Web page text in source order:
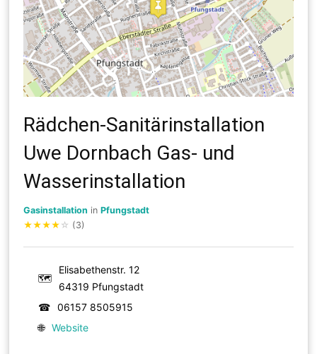
Rädchen-Sanitärinstallation
Uwe Dornbach Gas- und
Wasserinstallation
Gasinstallation inPfungstadt
★★★★ ☆ (3)
🗺
Elisabethenstr. 12
64319 Pfungstadt
☎
06157 8505915
🌐 Website